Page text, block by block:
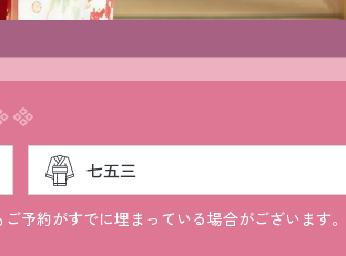
予約がすでに埋まっている場合がございます